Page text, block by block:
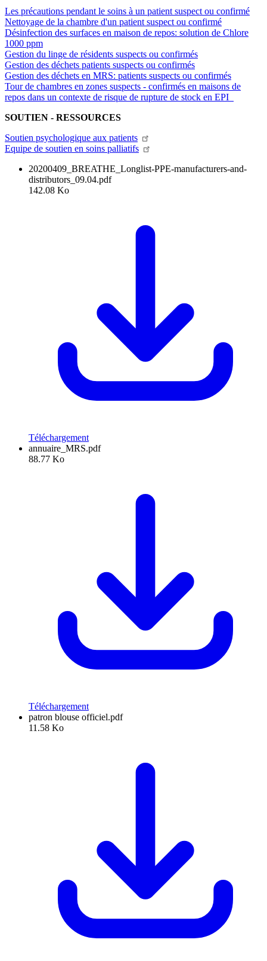
Les précautions pendant le soins à un patient suspect ou confirmé
Nettoyage de la chambre d'un patient suspect ou confirmé
Désinfection des surfaces en maison de repos: solution de Chlore
1000 ppm
Gestion du linge de résidents suspects ou confirmés
Gestion des déchets patients suspects ou confirmés
Gestion des déchets en MRS: patients suspects ou confirmés
Tour de chambres en zones suspects - confirmés en maisons de
repos dans un contexte de risque de rupture de stock en EPI
SOUTIEN - RESSOURCES
Soutien psychologique aux patients
Equipe de soutien en soins palliatifs
20200409_BREATHE_Longlist-PPE-manufacturers-and-
distributors_09.04.pdf
142.08 Ko
Téléchargement
annuaire_MRS.pdf
88.77 Ko
Téléchargement
patron blouse officiel.pdf
11.58 Ko